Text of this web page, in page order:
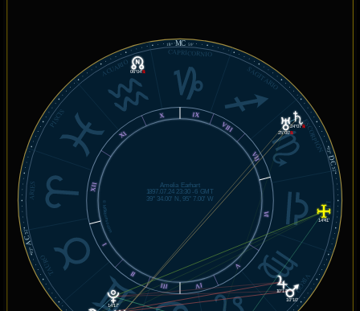
© MiSabueso.com
03°
AC
32'
03°
DC
32'
18° MC 59'
ARIES
TAURO
VIRGO
LIBRA
ESCORPIÓN
SAGITARIO
CAPRICORNIO
ACUARIO
PISCIS X
XI
XII
I
II
III IV
V
VI
VII
VIII
IX
10°10'
10°17'
24°07'℞
25°00'℞
14°17'
06°04'℞
14°41'
Amelia Earhart
1897.07.24 23:30 -6 GMT
39° 34.00' N, 95° 7.00' W